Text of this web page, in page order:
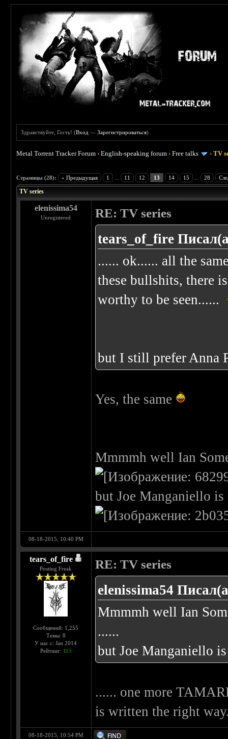
Здравствуйте, Гость! (Вход —Зарегистрироваться)
Metal Torrent Tracker Forum ›English-speaking forum ›Free talks ›TV
Страницы (28): « Предыдущая 1 11 12 13 14 15 28
TV series
elenissima54
Unregistered RE: TV series
tears_of_fire
...... ok...... all the
these bullshits, there
worthy to be seen......
but I still prefer Anna
Yes, the same
Mmmmh well Ian
but Joe Manganiello
08-18-2015, 10:40 PM
tears_of_fire
Posting Freak
Сообщений: 1,255
Темы: 8
У нас с: Jan 2014
Рейтинг: 115
RE: TV series
elenissima54
Mmmmh well Ian
......
but Joe Manganiello
...... one more
is written the right
08-18-2015, 10:54 PM